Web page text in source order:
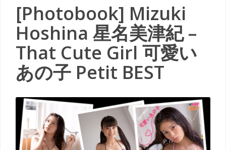
[Photobook] Mizuki
Hoshina 星名美津紀 –
That Cute Girl 可愛い
あの子 Petit BEST